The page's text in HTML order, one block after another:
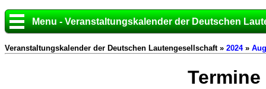
Menu - Veranstaltungskalender der Deutschen
Veranstaltungskalender der Deutschen Lautengesellschaft » 2024»
Termine